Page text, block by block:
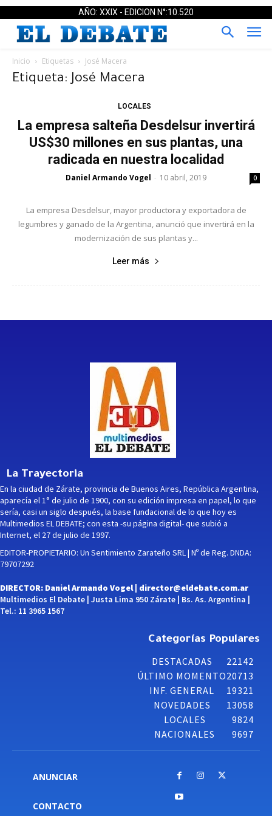
AÑO: XXIX - EDICION N°:10.520
Inicio Etiquetas José Macera
Etiqueta: José Macera
LOCALES
La empresa salteña Desdelsur invertirá
US$30 millones en sus plantas, una
radicada en nuestra localidad
Daniel Armando Vogel - 10 abril, 2019 0
La empresa Desdelsur, mayor productora y exportadora de
legumbres y ganado de la Argentina, anunció que invertirá en la
modernización de sus plantas y...
Leer más
La Trayectoria
En la ciudad de Zárate, provincia de Buenos Aires, República Argentina,
aparecía el 1° de julio de 1900, con su edición impresa en papel, lo que
sería, casi un siglo después, la base fundacional de lo que hoy es
Multimedios EL DEBATE; con esta -su página digital- que subió a
Internet, el 27 de julio de 1997.
EDITOR-PROPIETARIO: Un Sentimiento Zarateño SRL | Nº de Reg. DNDA:
79707292
DIRECTOR: Daniel Armando Vogel | director@eldebate.com.ar
Multimedios El Debate | Justa Lima 950 Zárate | Bs. As. Argentina |
Tel.: 11 3965 1567
Categorías Populares
DESTACADAS
22142
ÚLTIMO MOMENTO20713
INF. GENERAL
19321
NOVEDADES
13058
LOCALES
9824
NACIONALES
9697
ANUNCIAR
CONTACTO